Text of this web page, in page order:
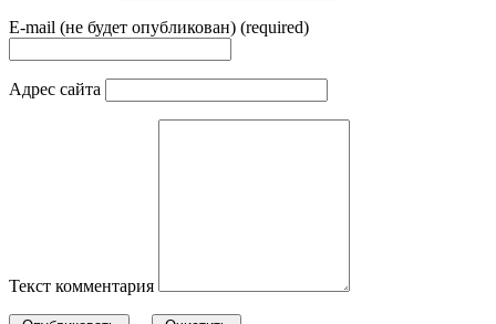
E-mail (не будет опубликован) (required)
Адрес сайта
Текст комментария